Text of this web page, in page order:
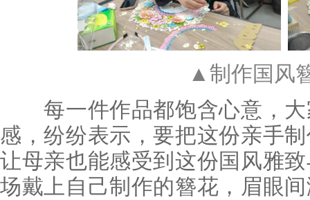
▲制作国风
每一件作品都饱含心意，大
感，纷纷表示，要把这份亲手
让母亲也能感受到这份国风雅
场戴上自己制作的簪花，眉眼